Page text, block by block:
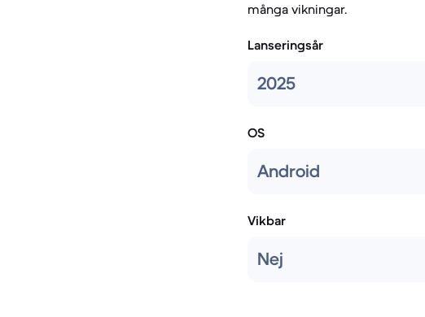
många vikningar.
Lanseringsår
2025
OS
Android
Vikbar
Nej